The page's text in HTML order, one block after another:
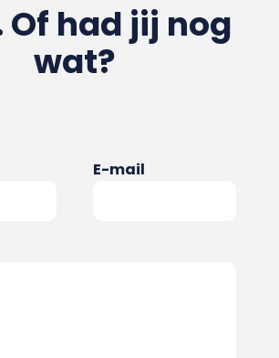
Of had jij nog
wat?
E-mail